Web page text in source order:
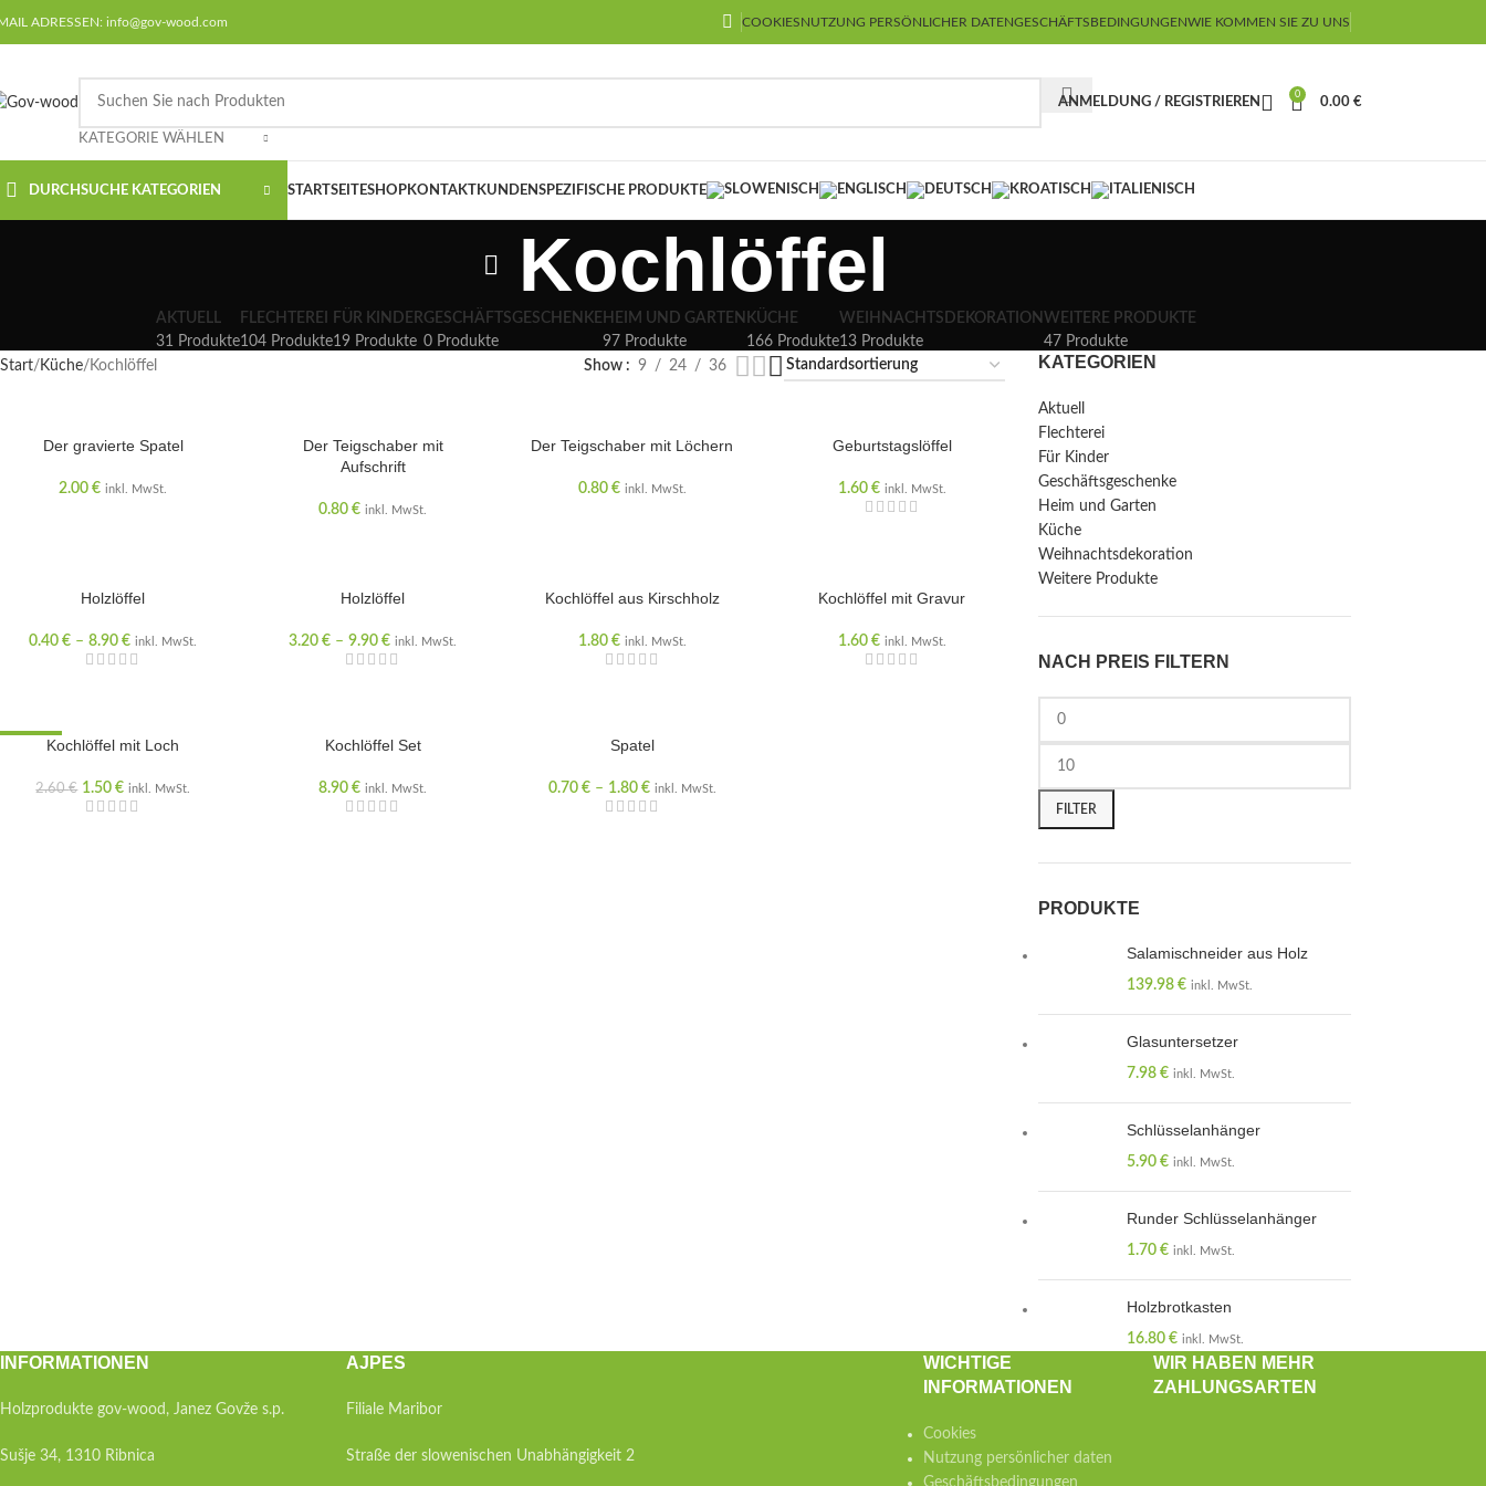
ADRESSEN: info@gov-wood.com COOKIESNUTZUNG PERSÖNLICHER DATENGESCHÄFTSBEDINGUNGENWIE KOMMEN SIE ZU UNS
KATEGORIE WÄHLEN
ANMELDUNG / REGISTRIEREN
0
0.00 €
DURCHSUCHE KATEGORIEN STARTSEITESHOPKONTAKTKUNDENSPEZIFISCHE PRODUKTE
Kochlöffel
AKTUELL
31 Produkte
FLECHTEREI
104 Produkte
FÜR KINDER
19 Produkte
GESCHÄFTSGESCHENKE
0 Produkte
HEIM UND GARTEN
97 Produkte
KÜCHE
166 Produkte
WEIHNACHTSDEKORATION
13 Produkte
WEITERE PRODUKTE
47 Produkte
Start Küche Kochlöffel Show 9 24 36
AUSVERKAUFTDer gravierte Spatel
2.00€ inkl. MwSt.
Der Teigschaber mit
Aufschrift
0.80€ inkl. MwSt.
Der Teigschaber mit Löchern
0.80 € inkl. MwSt.
Geburtstagslöffel
1.60 € inkl. MwSt.
Holzlöffel
0.40€ –8.90€ inkl. MwSt.
Holzlöffel
3.20€ –9.90€ inkl. MwSt.
Kochlöffel aus Kirschholz
1.80 € inkl. MwSt.
Kochlöffel mit Gravur
1.60 € inkl. MwSt.
VERKAUFKochlöffel mit Loch
2.60€ 1.50€ inkl. MwSt.
Kochlöffel Set
8.90€ inkl. MwSt.
Spatel
0.70 € – 1.80 € inkl. MwSt.
KATEGORIEN
Aktuell
Flechterei
Für Kinder
Geschäftsgeschenke
Heim und Garten
Küche
Weihnachtsdekoration
Weitere Produkte
NACH PREIS FILTERN
FILTER
PRODUKTE
Salamischneider aus Holz
139.98 € inkl. MwSt.
Glasuntersetzer
7.98 € inkl. MwSt.
Schlüsselanhänger
5.90 € inkl. MwSt.
Runder Schlüsselanhänger
1.70 € inkl. MwSt.
Holzbrotkasten
16.80 € inkl. MwSt.
INFORMATIONEN
Holzprodukte gov-wood, Janez Govže s.p.
Sušje 34, 1310 Ribnica
AJPES
Filiale Maribor
Straße der slowenischen Unabhängigkeit 2
WICHTIGE
INFORMATIONEN
Cookies
Nutzung persönlicher daten
Geschäftsbedingungen
WIR HABEN MEHR
ZAHLUNGSARTEN